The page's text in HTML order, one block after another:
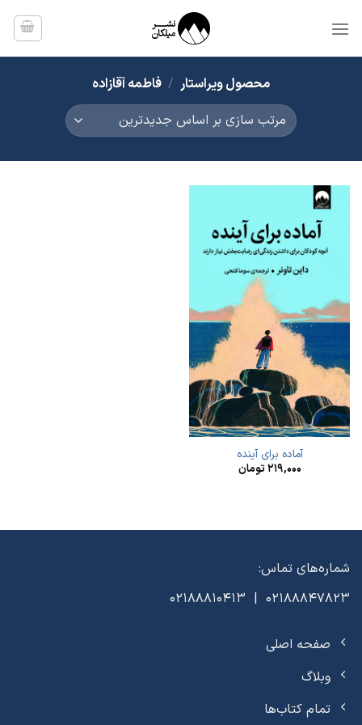
محصول ویراستار / فاطمه آقازاده
آماده برای آینده
۲۱۹,۰۰۰تومان
شماره‌های تماس:
02188847823 | 02188810413
صفحه اصلی
وبلاگ
تمام کتاب‌ها